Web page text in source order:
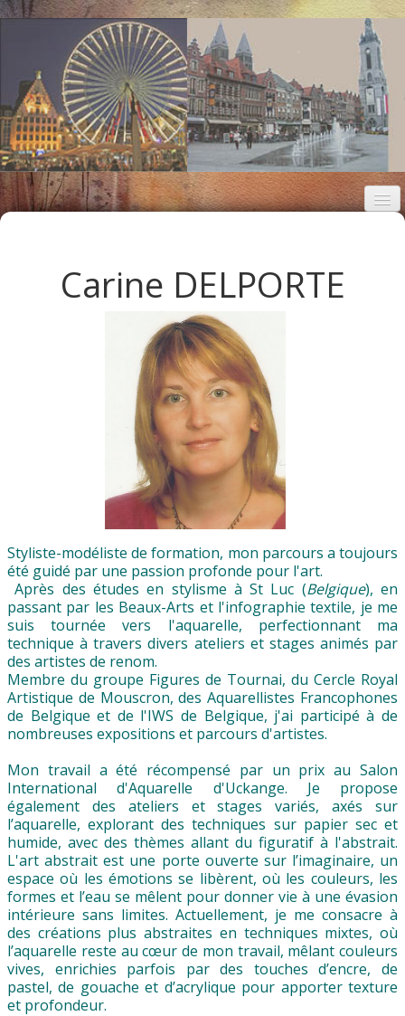
Exposities
Accès membres AeN
Initiations à l'aquarelle
▼
Carine DELPORTE
Styliste-modéliste de formation, mon parcours a toujours
été guidé par une passion profonde pour l'art.
Après des études en stylisme à St Luc (Belgique), en
passant par les Beaux-Arts et l'infographie textile, je me
suis tournée vers l'aquarelle, perfectionnant ma
technique à travers divers ateliers et stages animés par
des artistes de renom.
Membre du groupe Figures de Tournai, du Cercle Royal
Artistique de Mouscron, des Aquarellistes Francophones
de Belgique et de l'IWS de Belgique, j'ai participé à de
nombreuses expositions et parcours d'artistes.
Mon travail a été récompensé par un prix au Salon
International d'Aquarelle d'Uckange. Je propose
également des ateliers et stages variés, axés sur
l’aquarelle, explorant des techniques sur papier sec et
humide, avec des thèmes allant du figuratif à l'abstrait.
L'art abstrait est une porte ouverte sur l’imaginaire, un
espace où les émotions se libèrent, où les couleurs, les
formes et l’eau se mêlent pour donner vie à une évasion
intérieure sans limites. Actuellement, je me consacre à
des créations plus abstraites en techniques mixtes, où
l’aquarelle reste au cœur de mon travail, mêlant couleurs
vives, enrichies parfois par des touches d’encre, de
pastel, de gouache et d’acrylique pour apporter texture
et profondeur.